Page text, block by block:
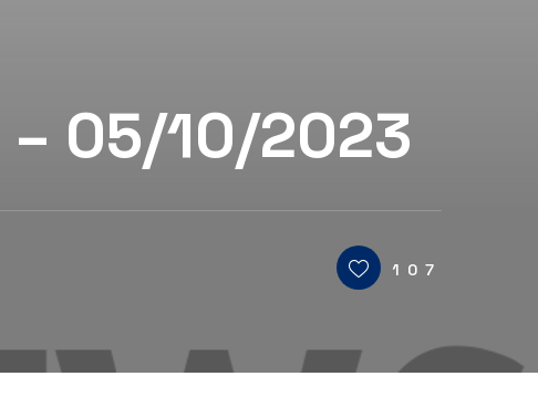
– 05/10/2023
107